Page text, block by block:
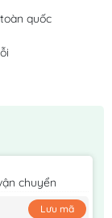
quốc
chuyển
Lưu mã